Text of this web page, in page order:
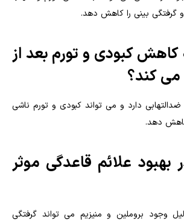
بینی را کاهش دهد.
کاهش کبودی و تورم بعد از
کند؟
دارد و می تواند کبودی و تورم ناشی
کاهش دهد.
بهبود علائم قاعدگی موثر
وجود بروملین و منیزیم می تواند گرفتگی